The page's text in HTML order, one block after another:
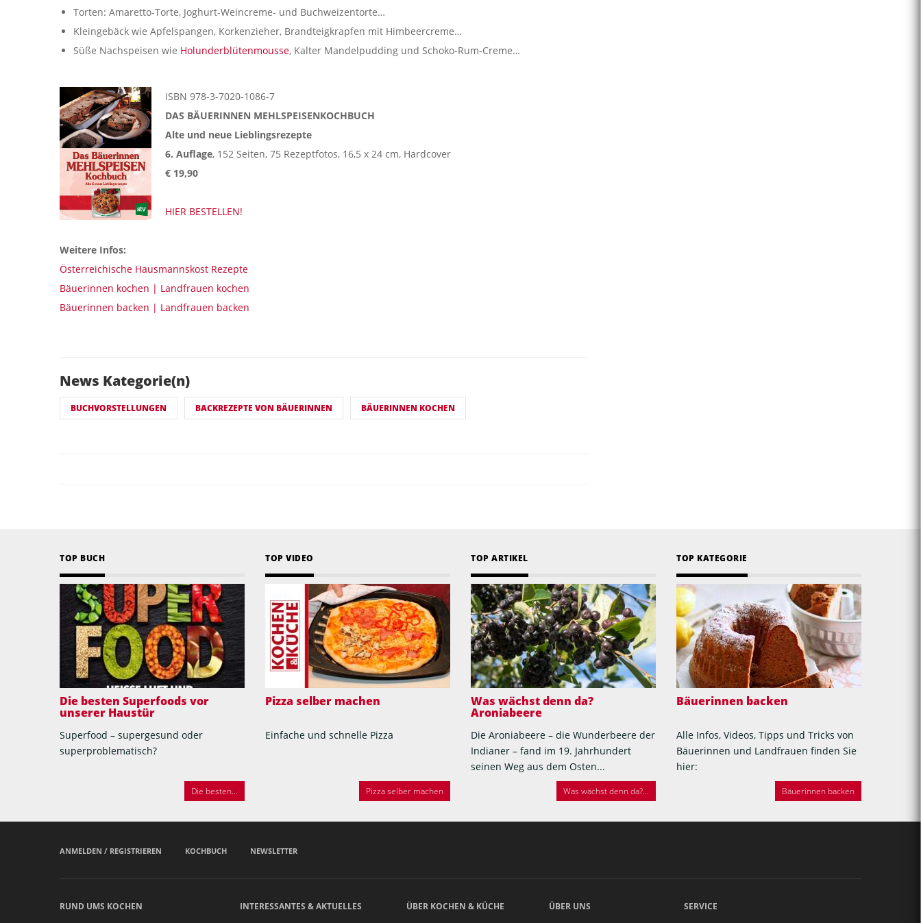
Torten: Amaretto-Torte, Joghurt-Weincreme- und Buchweizentorte…
Kleingebäck wie Apfelspangen, Korkenzieher, Brandteigkrapfen mit Himbeercreme…
Süße Nachspeisen wie Holunderblütenmousse, Kalter Mandelpudding und Schoko-Rum-Creme…
ISBN 978-3-7020-1086-7
DAS BÄUERINNEN MEHLSPEISENKOCHBUCH
Alte und neue Lieblingsrezepte
6. Auflage, 152 Seiten, 75 Rezeptfotos, 16,5 x 24 cm, Hardcover
€ 19,90
HIER BESTELLEN!
Weitere Infos:
Österreichische Hausmannskost Rezepte
Bäuerinnen kochen | Landfrauen kochen
Bäuerinnen backen | Landfrauen backen
News Kategorie(n)
BUCHVORSTELLUNGEN BACKREZEPTE VON BÄUERINNEN BÄUERINNEN KOCHEN
TOP BUCH
Die besten Superfoods vor
unserer Haustür
Superfood – supergesund oder
superproblematisch?
Die besten...
TOP VIDEO
Pizza selber machen
Einfache und schnelle Pizza
Pizza selber machen
TOP ARTIKEL
Was wächst denn da?
Aroniabeere
Die Aroniabeere – die Wunderbeere der
Indianer – fand im 19. Jahrhundert
seinen Weg aus dem Osten...
Was wächst denn da?...
TOP KATEGORIE
Bäuerinnen backen
Alle Infos, Videos, Tipps und Tricks von
Bäuerinnen und Landfrauen finden Sie
hier:
Bäuerinnen backen
ANMELDEN / REGISTRIEREN KOCHBUCH NEWSLETTER
RUND UMS KOCHEN INTERESSANTES & AKTUELLES ÜBER KOCHEN & KÜCHE ÜBER UNS SERVICE